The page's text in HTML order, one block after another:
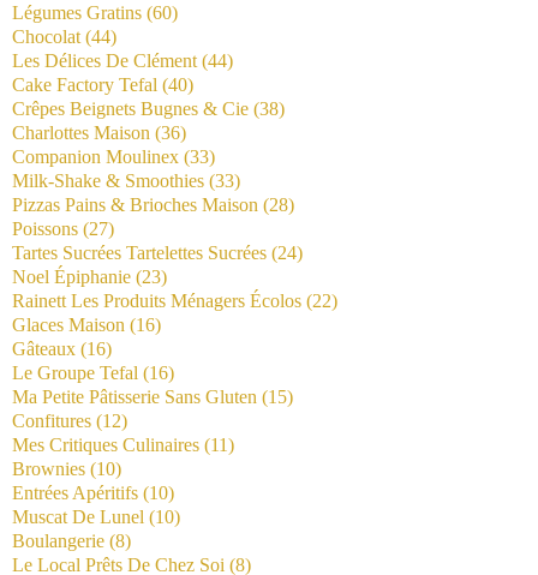
Légumes Gratins (60)
Chocolat (44)
Les Délices De Clément (44)
Cake Factory Tefal (40)
Crêpes Beignets Bugnes & Cie (38)
Charlottes Maison (36)
Companion Moulinex (33)
Milk-Shake & Smoothies (33)
Pizzas Pains & Brioches Maison (28)
Poissons (27)
Tartes Sucrées Tartelettes Sucrées (24)
Noel Épiphanie (23)
Rainett Les Produits Ménagers Écolos (22)
Glaces Maison (16)
Gâteaux (16)
Le Groupe Tefal (16)
Ma Petite Pâtisserie Sans Gluten (15)
Confitures (12)
Mes Critiques Culinaires (11)
Brownies (10)
Entrées Apéritifs (10)
Muscat De Lunel (10)
Boulangerie (8)
Le Local Prêts De Chez Soi (8)